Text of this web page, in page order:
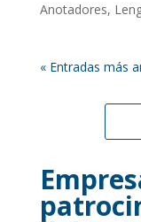
Anotadores,
« Entradas más